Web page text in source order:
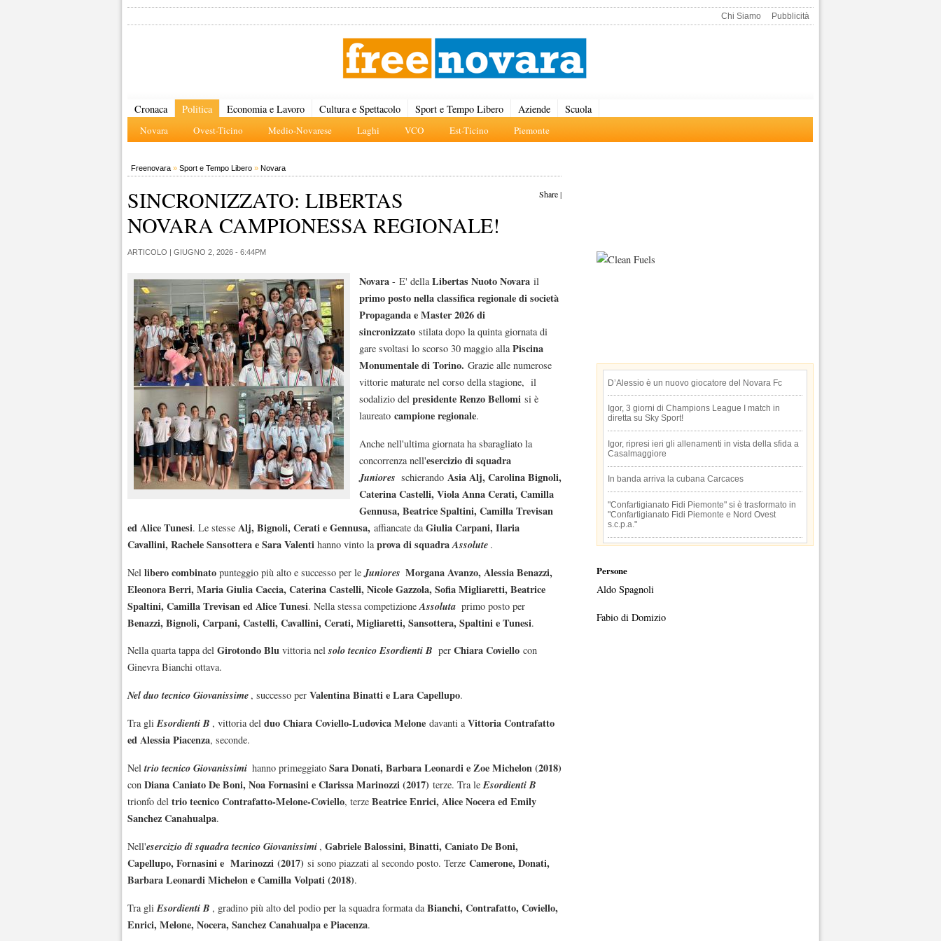
Chi Siamo Pubblicità
Cronaca Politica
Novara Ovest-Ticino Medio-Novarese Laghi VCO Est-Ticino Piemonte
Economia e Lavoro Cultura e Spettacolo Sport e Tempo Libero Aziende Scuola
Freenovara » Sport e Tempo Libero » Novara
Share|
SINCRONIZZATO: LIBERTAS
NOVARA CAMPIONESSA REGIONALE!
ARTICOLO | GIUGNO 2, 2026 - 6:44PM
Novara - E' dellaLibertas Nuoto Novara il
primo posto nella classifica regionale di società
Propaganda e Master 2026 di
sincronizzato stilata dopo la quinta giornata di
gare svoltasi lo scorso 30 maggio allaPiscina
Monumentale di Torino. Grazie alle numerose
vittorie maturate nel corso della stagione, il
sodalizio del presidente Renzo Bellomi si è
laureato campione regionale.
Anche nell'ultima giornata ha sbaragliato la
concorrenza nell'esercizio di squadra
Juniores schierando Asia Alj, Carolina Bignoli,
Caterina Castelli, Viola Anna Cerati, Camilla
Gennusa, Beatrice Spaltini, Camilla Trevisan
ed Alice Tunesi. Le stesse Alj, Bignoli, Cerati e Gennusa, affiancate daGiulia Carpani, Ilaria
Cavallini, Rachele Sansottera e Sara Valenti hanno vinto laprova di squadraAssolute .
Nel libero combinato punteggio più alto e successo per le Juniores Morgana Avanzo, Alessia Benazzi,
Eleonora Berri, Maria Giulia Caccia, Caterina Castelli, Nicole Gazzola, Sofia Migliaretti, Beatrice
Spaltini, Camilla Trevisan ed Alice Tunesi. Nella stessa competizione Assoluta primo posto per
Benazzi, Bignoli, Carpani, Castelli, Cavallini, Cerati, Migliaretti, Sansottera, Spaltini e Tunesi.
Nella quarta tappa del Girotondo Blu vittoria nelsolo tecnico Esordienti B per Chiara Coviello con
Ginevra Bianchi ottava.
Nel duo tecnico Giovanissime , successo per Valentina Binatti e Lara Capellupo.
Tra gliEsordienti B , vittoria del duo Chiara Coviello-Ludovica Melone davanti aVittoria Contrafatto
ed Alessia Piacenza, seconde.
Nel trio tecnico Giovanissimi hanno primeggiato Sara Donati, Barbara Leonardi e Zoe Michelon (2018)
con Diana Caniato De Boni, Noa Fornasini e Clarissa Marinozzi (2017) terze. Tra leEsordienti B
trionfo del trio tecnico Contrafatto-Melone-Coviello, terze Beatrice Enrici, Alice Nocera ed Emily
Sanchez Canahualpa.
Nell'esercizio di squadra tecnico Giovanissimi , Gabriele Balossini, Binatti, Caniato De Boni,
Capellupo, Fornasini e Marinozzi (2017) si sono piazzati al secondo posto. Terze Camerone, Donati,
Barbara Leonardi Michelon e Camilla Volpati (2018).
Tra gli Esordienti B , gradino più alto del podio per la squadra formata da Bianchi, Contrafatto, Coviello,
Enrici, Melone, Nocera, Sanchez Canahualpa e Piacenza.
D’Alessio è un nuovo giocatore del Novara Fc
Igor, 3 giorni di Champions League I match in
diretta su Sky Sport!
Igor, ripresi ieri gli allenamenti in vista della sfida a
Casalmaggiore
In banda arriva la cubana Carcaces
"Confartigianato Fidi Piemonte" si è trasformato in
"Confartigianato Fidi Piemonte e Nord Ovest
s.c.p.a."
Persone
Aldo Spagnoli
Fabio di Domizio